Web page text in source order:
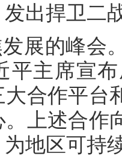
出捍卫二
展的峰会
平主席宣
合作平台
上述合作
地区可持